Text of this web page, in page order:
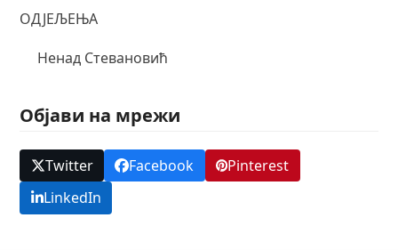
ОДЈЕЉЕЊА
Ненад Стевановић
Објави на мрежи
Twitter Facebook
Pinterest
LinkedIn